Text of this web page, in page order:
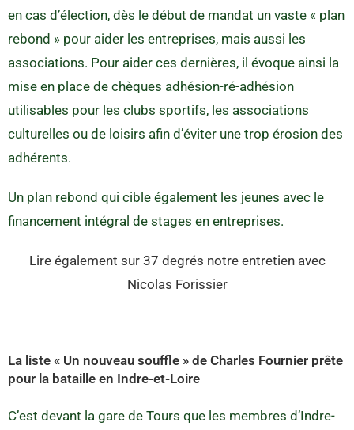
en cas d’élection, dès le début de mandat un vaste « plan
rebond » pour aider les entreprises, mais aussi les
associations. Pour aider ces dernières, il évoque ainsi la
mise en place de chèques adhésion-ré-adhésion
utilisables pour les clubs sportifs, les associations
culturelles ou de loisirs afin d’éviter une trop érosion des
adhérents.
Un plan rebond qui cible également les jeunes avec le
financement intégral de stages en entreprises.
Lire également sur 37 degrés notre entretien avec
Nicolas Forissier
La liste « Un nouveau souffle » de Charles Fournier prête
pour la bataille en Indre-et-Loire
C’est devant la gare de Tours que les membres d’Indre-